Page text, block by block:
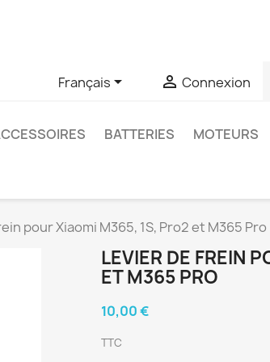
Français  Connexion
BATTERIES MOTEURS
pour Xiaomi M365, 1S, Pro2 et M365 Pro
LEVIER DE FREIN
ET M365 PRO
10,00 €
TTC